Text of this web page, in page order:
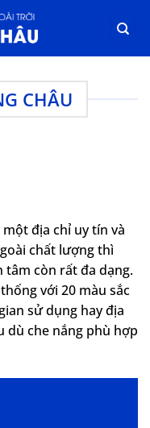
CHÂU
một địa chỉ uy tín và
chất lượng thì
tâm còn rất đa dạng.
với 20 màu sắc
sử dụng hay địa
dù che nắng phù hợp